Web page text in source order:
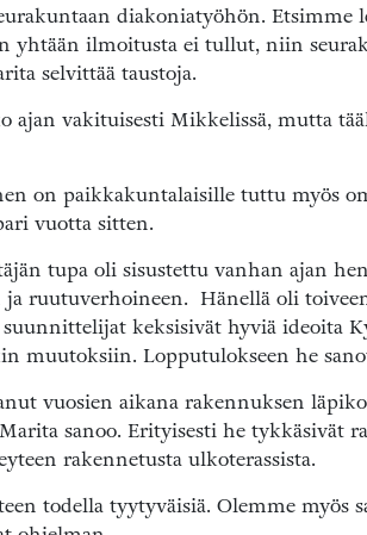
diakoniatyöhön.
yhtään ilmoitusta ei tullut, niin
selvittää taustoja.
ajan vakituisesti Mikkelissä, mutta
on paikkakuntalaisille tuttu myös
vuotta sitten.
tupa oli sisustettu vanhan ajan
ruutuverhoineen. Hänellä oli
keksisivät hyviä ideoita
muutoksiin. Lopputulokseen he
vuosien aikana rakennuksen
sanoo. Erityisesti he tykkäsivät
rakennetusta ulkoterassista.
todella tyytyväisiä. Olemme myös